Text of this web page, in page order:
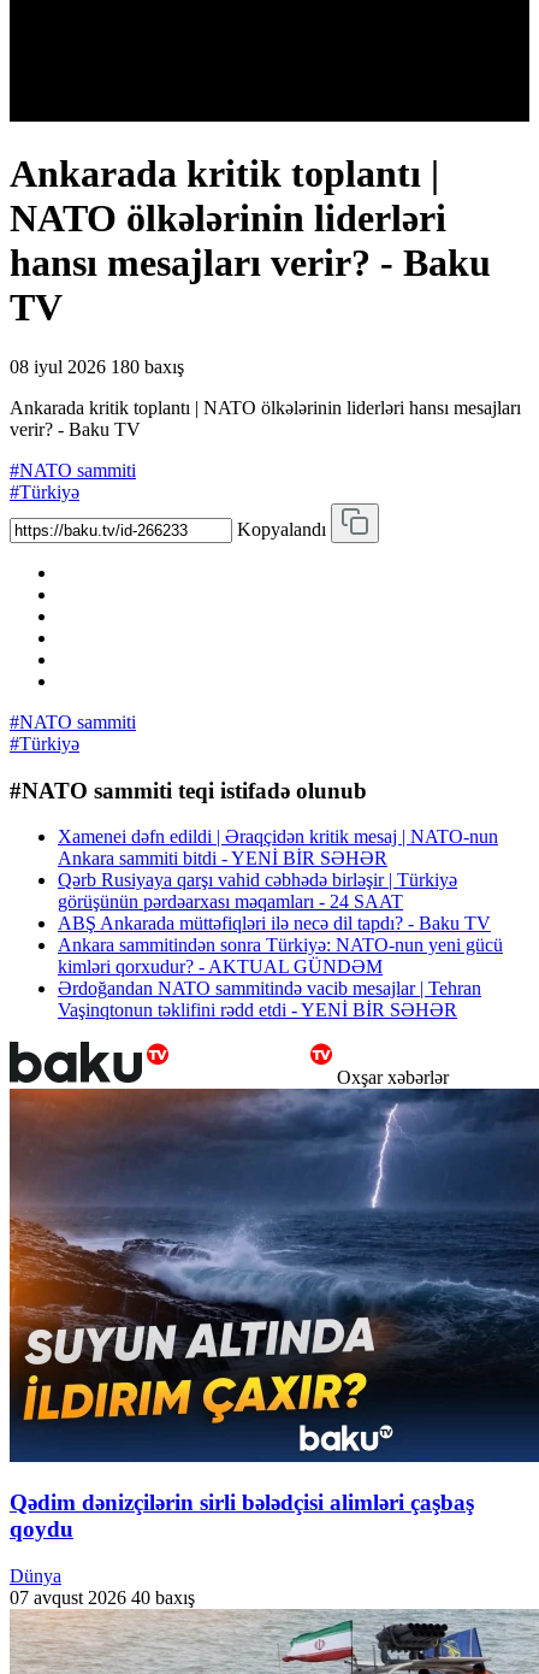
Ankarada kritik toplantı |
NATO ölkələrinin liderləri
hansı mesajları verir? - Baku
TV
08 iyul 2026 180 baxış
Ankarada kritik toplantı | NATO ölkələrinin liderləri hansı mesajları
verir? - Baku TV
#NATO sammiti
#Türkiyə
Kopyalandı
#NATO sammiti
#Türkiyə
#NATO sammiti teqi istifadə olunub
Xamenei dəfn edildi | Əraqçidən kritik mesaj | NATO-nun
Ankara sammiti bitdi - YENİ BİR SƏHƏR
Qərb Rusiyaya qarşı vahid cəbhədə birləşir | Türkiyə
görüşünün pərdəarxası məqamları - 24 SAAT
ABŞ Ankarada müttəfiqləri ilə necə dil tapdı? - Baku TV
Ankara sammitindən sonra Türkiyə: NATO-nun yeni gücü
kimləri qorxudur? - AKTUAL GÜNDƏM
Ərdoğandan NATO sammitində vacib mesajlar | Tehran
Vaşinqtonun təklifini rədd etdi - YENİ BİR SƏHƏR
Oxşar xəbərlər
Qədim dənizçilərin sirli bələdçisi alimləri çaşbaş
qoydu
Dünya
07 avqust 2026 40 baxış